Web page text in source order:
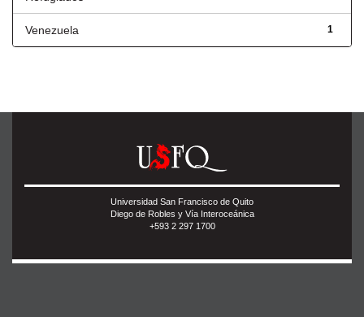
1
Venezuela
Universidad San Francisco de Quito
Diego de Robles y Vía Interoceánica
+593 2 297 1700